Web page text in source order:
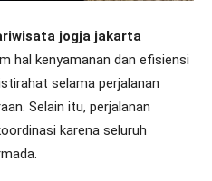
jogja jakarta
hal kenyamanan dan efisiensi
selama perjalanan
Selain itu, perjalanan
karena seluruh